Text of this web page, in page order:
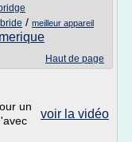
/ meilleur appareil
Haut de page
voir la vidéo
un